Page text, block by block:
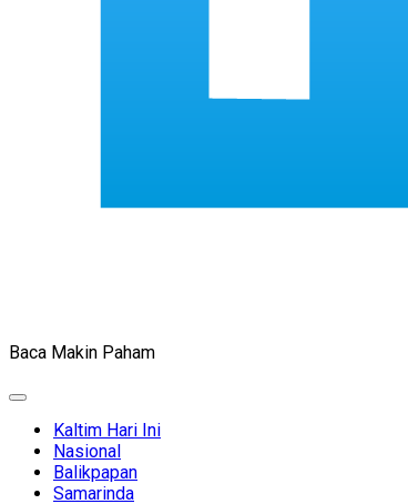
Baca Makin Paham
Expand
Kaltim Hari Ini
Nasional
Balikpapan
Samarinda